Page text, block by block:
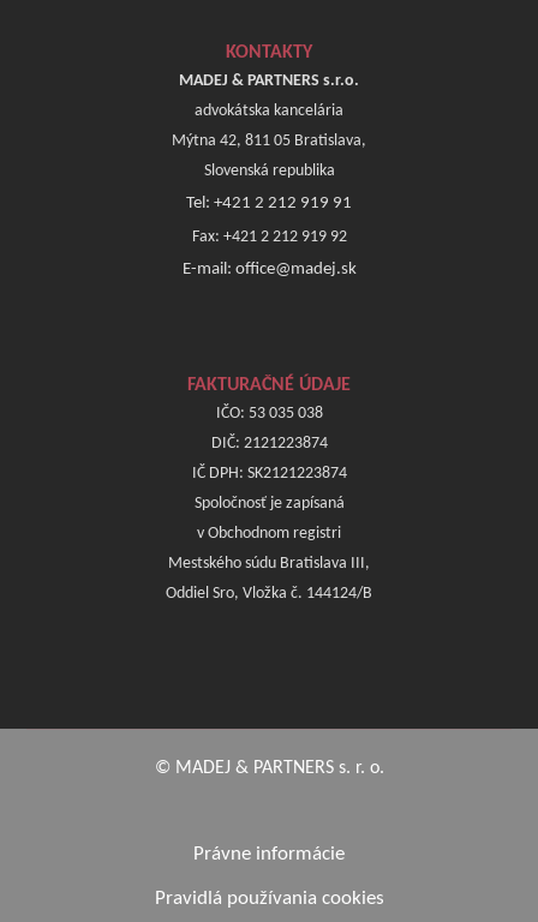
KONTAKTY
MADEJ & PARTNERS s.r.o.
advokátska kancelária
Mýtna 42, 811 05 Bratislava,
Slovenská republika
Tel: +421 2 212 919 91
Fax: +421 2 212 919 92
E-mail: office@madej.sk
FAKTURAČNÉ ÚDAJE
IČO: 53 035 038
DIČ: 2121223874
IČ DPH: SK2121223874
Spoločnosť je zapísaná
v Obchodnom registri
Mestského súdu Bratislava III,
Oddiel Sro, Vložka č. 144124/B
© MADEJ & PARTNERS s. r. o.
Právne informácie
Pravidlá používania cookies